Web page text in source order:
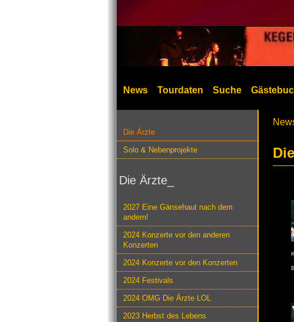
News Tourdaten Suche
Die Ärzte
Solo & Nebenprojekte
Die Ärzte_
2027 Eine Gänsehaut nach dem
andern!
2024 Konzerte vor den anderen
Konzerten
2024 Konzerte vor den Konzerten
2024 Festivals
2024 OMG Die Ärzte LOL
2023 Herbst des Lebens